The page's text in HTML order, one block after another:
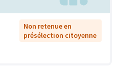
Non retenue en
présélection citoyenne